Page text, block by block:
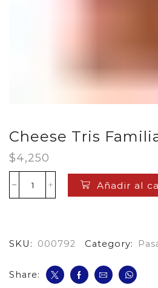
Cheese Tris
$4,250
Cheese
Tris
Añadir al
SKU: 000792 Category:
Share: